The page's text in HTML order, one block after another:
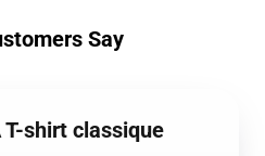
Say
shirt classique